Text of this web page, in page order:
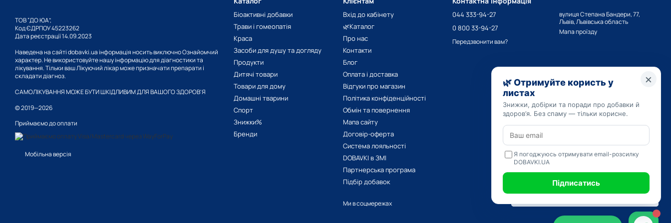
підтримки гостроти зору, хорошого стану епітелію, волосяних фолікул;
розщеплення небезпечного холестерину і виведення вільних радикалів;
профілактики передчасного старіння;
вагітні, щоб сформувався здоровий плід з повноцінним мозком і нервовими зв'язками;
регуляції рівня кальцію, усунення хворобливості в суглобах, цілісності кісткової структури;
попередження розвитку діабету 2-го типу, боротьби з ожирінням і зайвою вагою.
ТОВ “ДО ЮА”,
Код ЄДРПОУ 45223262
Дата реєстрації 14.09.2023
Наведена на сайті dobavki.ua інформація носить виключно Ознайомчий
характер. Не використовуйте нашу інформацію для діагностики та
лікування. Тільки ваш Лікуючий лікар може призначати препарати і
складати діагноз.
САМОЛІКУВАННЯ МОЖЕ БУТИ ШКІДЛИВИМ ДЛЯ ВАШОГО ЗДОРОВ'Я
© 2019—2026
Приймаємо до оплати
Мобільна версія
Біоактивні добавки
Трави і гомеопатія
Краса
Засоби для душу та догляду
Продукти
Дитячі товари
Товари для дому
Домашні тварини
Спорт
Знижки%
Бренди
Вхід до кабінету
🌿Каталог
Про нас
Контакти
Блог
Оплата і доставка
Відгуки про магазин
Політика конфіденційності
Обмін та повернення
Мапа сайту
Договір-оферта
Система лояльності
DOBAVKI в ЗМІ
Партнерська програма
Підбір добавок
Ми в соцмережах
044 333-94-27
0 800 33-94-27
Передзвонити вам?
вулиця Степана Бандери, 77,
Львів, Львівська область
Мапа проїзду